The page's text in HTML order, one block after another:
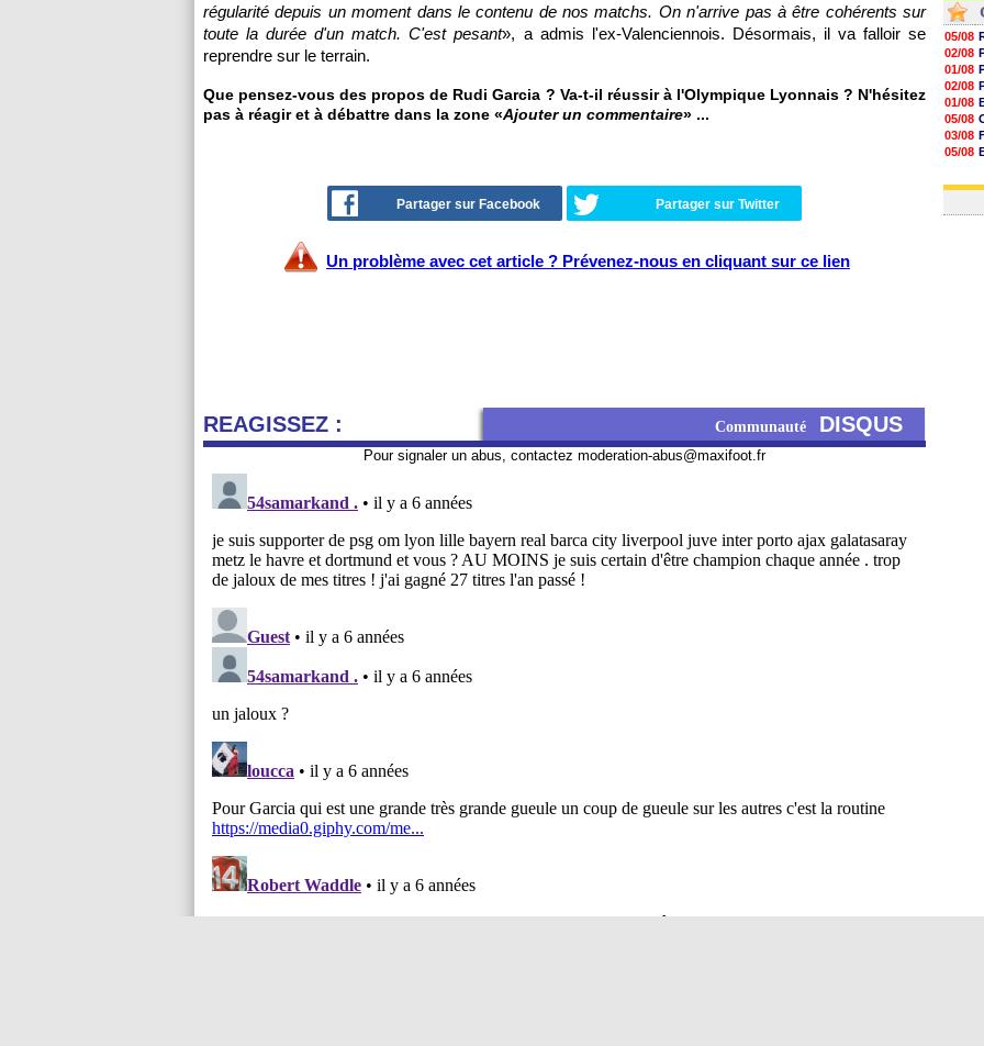
régularité depuis un moment dans le contenu de nos matchs. On n'arrive pas à être cohérents sur
toute la durée d'un match. C'est pesant», a admis l'ex-Valenciennois. Désormais, il va falloir se
reprendre sur le terrain.
Que pensez-vous des propos de Rudi Garcia ? Va-t-il réussir à l'Olympique Lyonnais ? N'hésitez
pas à réagir et à débattre dans la zone «Ajouter un commentaire» ...
Partager sur Facebook Partager sur Twitter
Un problème avec cet article ? Prévenez-nous en cliquant sur ce lien
REAGISSEZ : Communauté DISQUS
Pour signaler un abus, contactez moderation-abus@maxifoot.fr
05/08
02/08
01/08
02/08
01/08
05/08
03/08
05/08
03/08